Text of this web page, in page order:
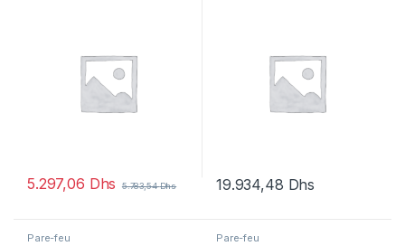
5.297,06 Dhs 5.783,54Dhs 19.934,48 Dhs
Pare-feu Pare-feu